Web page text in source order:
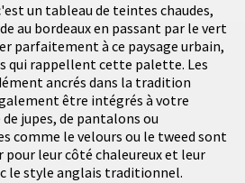
un tableau de teintes chaudes,
au bordeaux en passant par le vert
parfaitement à ce paysage urbain,
qui rappellent cette palette. Les
ancrés dans la tradition
être intégrés à votre
jupes, de pantalons ou
comme le velours ou le tweed sont
leur côté chaleureux et leur
le style anglais traditionnel.